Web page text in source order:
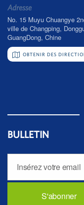
Adresse
No. 15 Muyu Chuangye
ville de Changping,
GuangDong, Chine
OBTENIR DES
BULLETIN